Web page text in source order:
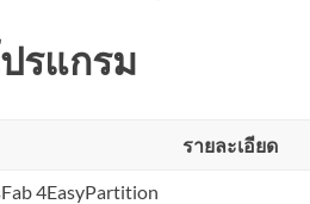
รแกรม
รายละเอียด
4EasyPartition